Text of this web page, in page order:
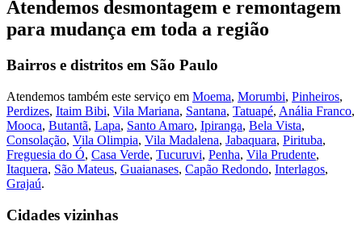
Atendemos desmontagem e remontagem
para mudança em toda a região
Bairros e distritos em São Paulo
Atendemos também este serviço em Moema, Morumbi, Pinheiros,
Perdizes, Itaim Bibi, Vila Mariana, Santana, Tatuapé, Anália Franco,
Mooca, Butantã, Lapa, Santo Amaro, Ipiranga, Bela Vista,
Consolação, Vila Olimpia, Vila Madalena, Jabaquara, Pirituba,
Freguesia do Ó, Casa Verde, Tucuruvi, Penha, Vila Prudente,
Itaquera, São Mateus, Guaianases, Capão Redondo, Interlagos,
Grajaú.
Cidades vizinhas